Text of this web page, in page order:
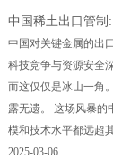
中国稀土出口管制
中国对关键金属的出
科技竞争与资源安全
而这仅仅是冰山一角
露无遗。 这场风暴的
模和技术水平都远超
2025-03-06